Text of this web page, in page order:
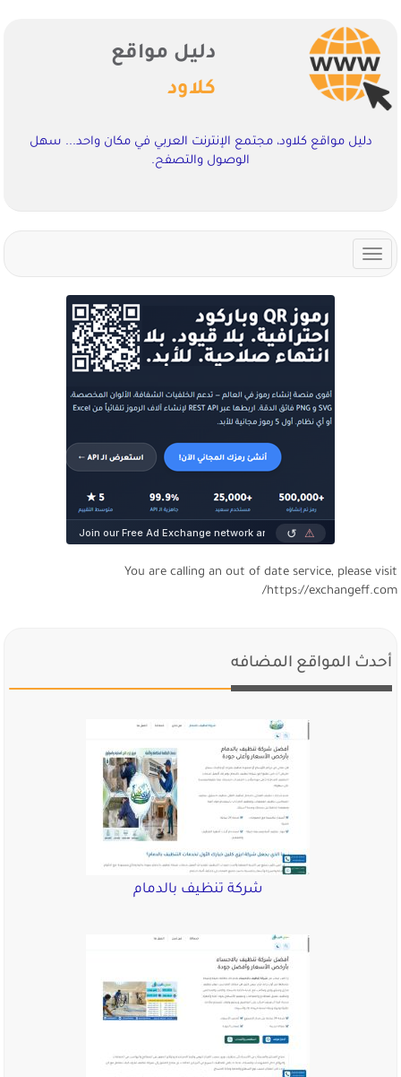
دليل مواقع
كلاود
دليل مواقع كلاود، مجتمع الإنترنت العربي في مكان واحد... سهل
الوصول والتصفح.
Toggle
navigation
You are calling an out of date service, please visit
https://exchangeff.com/
أحدث المواقع المضافه
شركة تنظيف بالدمام